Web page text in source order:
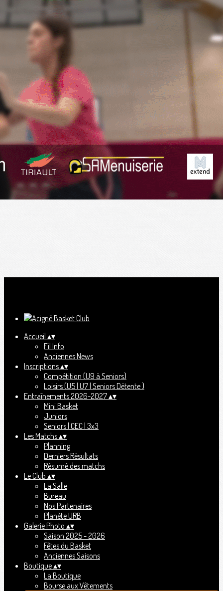
Exporter les lignes sélectionnées
Exporter toutes les colonnes
Exporter uniquement les colonnes affichées
Images de la page d'accueil
Cliquez pour éditer
Accueil ▴▾
Fil Info
Anciennes News
Inscriptions▴▾
Compétition (U9 à Seniors)
Loisirs (U5 | U7 | Seniors Détente )
Entraînements 2026-2027▴▾
Mini Basket
Juniors
Seniors | CEC | 3x3
Les Matchs▴▾
Planning
Derniers Résultats
Résumé des matchs
Le Club ▴▾
La Salle
Bureau
Nos Partenaires
Planète URB
Galerie Photo ▴▾
Saison 2025 - 2026
Fêtes du Basket
Anciennes Saisons
Boutique▴▾
La Boutique
Bourse aux Vêtements